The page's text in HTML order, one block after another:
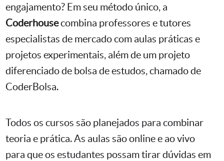
engajamento? Em seu método único, a
Coderhousecombina professores e tutores
especialistas de mercado com aulas práticas e
projetos experimentais, além de um projeto
diferenciado de bolsa de estudos, chamado de
CoderBolsa.
Todos os cursos são planejados para combinar
teoria e prática. As aulas são online e ao vivo
para que os estudantes possam tirar dúvidas em